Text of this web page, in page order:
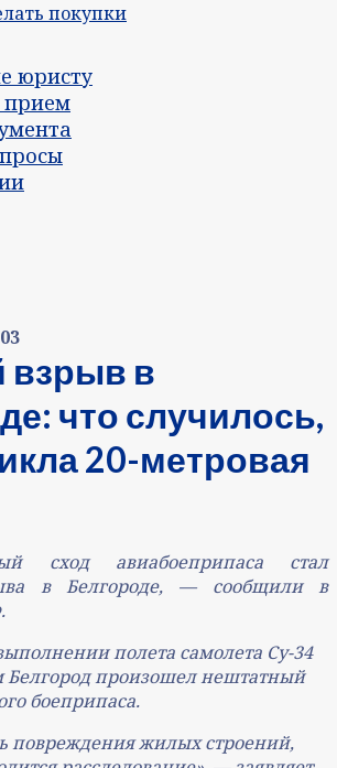
покупки
юристу
прием
в
что случилось,
20-метровая
сход авиабоеприпаса стал
в Белгороде, — сообщили в
полета самолета Су-34
Белгород произошел нештатный
боеприпаса.
повреждения жилых строений,